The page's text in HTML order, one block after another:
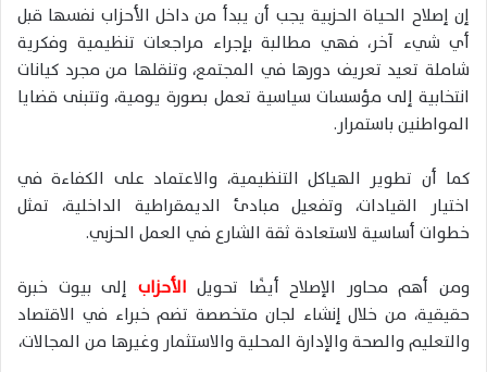
إن إصلاح الحياة الحزبية يجب أن يبدأ من داخل الأحزاب نفسها قبل
أي شيء آخر، فهي مطالبة بإجراء مراجعات تنظيمية وفكرية
شاملة تعيد تعريف دورها في المجتمع، وتنقلها من مجرد كيانات
انتخابية إلى مؤسسات سياسية تعمل بصورة يومية، وتتبنى قضايا
المواطنين باستمرار.
كما أن تطوير الهياكل التنظيمية، والاعتماد على الكفاءة في
اختيار القيادات، وتفعيل مبادئ الديمقراطية الداخلية، تمثل
خطوات أساسية لاستعادة ثقة الشارع في العمل الحزبي.
ومن أهم محاور الإصلاح أيضًا تحويل الأحزاب إلى بيوت خبرة
حقيقية، من خلال إنشاء لجان متخصصة تضم خبراء في الاقتصاد
والتعليم والصحة والإدارة المحلية والاستثمار وغيرها من المجالات،